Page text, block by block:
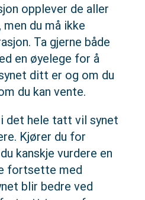
opplever de aller
du må ikke
Ta gjerne både
en øyelege for å
ditt er og om du
du kan vente.
det hele tatt vil synet
Kjører du for
kanskje vurdere en
fortsette med
blir bedre ved